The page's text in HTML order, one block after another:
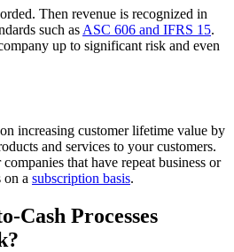
Then revenue is recognized in
such as ASC 606 and IFRS 15.
up to significant risk and even
increasing customer lifetime value by
and services to your customers.
that have repeat business or
on a subscription basis.
Cash Processes